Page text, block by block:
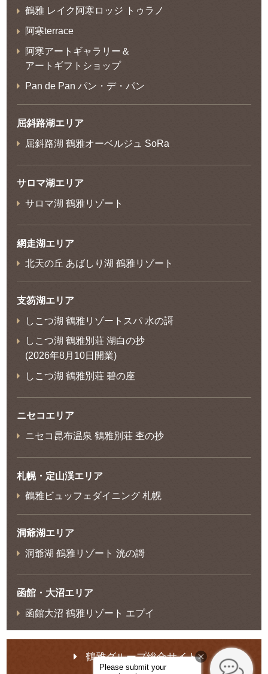
鶴雅 レイク阿寒ロッジ トゥラノ
阿寒terrace
阿寒アートギャラリー＆
アートギフトショップ
Pan de Pan パン・デ・パン
屈斜路湖エリア
屈斜路湖 鶴雅オーベルジュ SoRa
サロマ湖エリア
サロマ湖 鶴雅リゾート
網走湖エリア
北天の丘 あばしり湖 鶴雅リゾート
支笏湖エリア
しこつ湖 鶴雅リゾートスパ 水の謌
しこつ湖 鶴雅別荘 湖白の抄
(2026年8月10日開業)
しこつ湖 鶴雅別荘 碧の座
ニセコエリア
ニセコ昆布温泉 鶴雅別荘 杢の抄
札幌・定山渓エリア
鶴雅ビュッフェダイニング 札幌
洞爺湖エリア
洞爺湖 鶴雅リゾート 洸の謌
函館・大沼エリア
函館大沼 鶴雅リゾート エプイ
鶴雅グループ総合サイト